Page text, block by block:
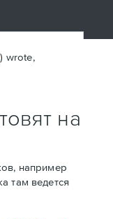
) wrote,
на
например
там ведется